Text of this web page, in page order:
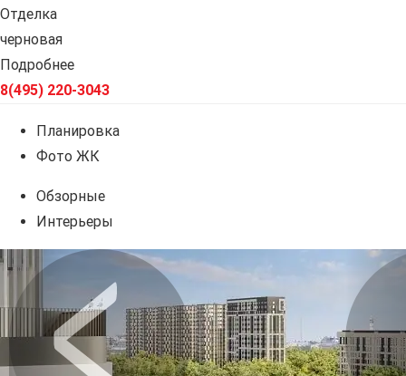
Отделка
черновая
Подробнее
8(495) 220-3043
Планировка
Фото ЖК
Обзорные
Интерьеры